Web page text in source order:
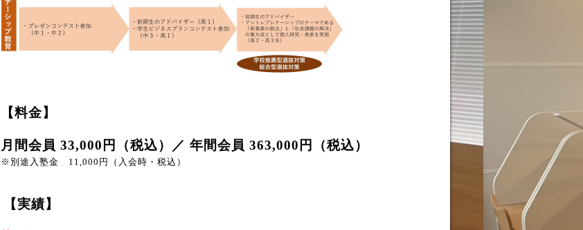
【料金】
月間会員 33,000 円（税込）／ 年間会員 363,000円（税込）
※別途入塾金 11,000 円（入会時・税込）
【実績】